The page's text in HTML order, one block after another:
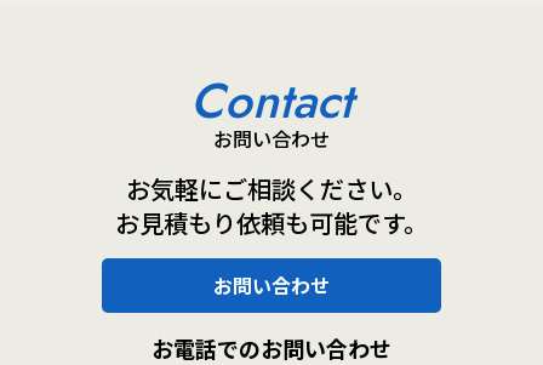
Contact
お問い合わせ
お気軽にご相談ください。
お見積もり依頼も可能です。
お問い合わせ
お電話でのお問い合わせ